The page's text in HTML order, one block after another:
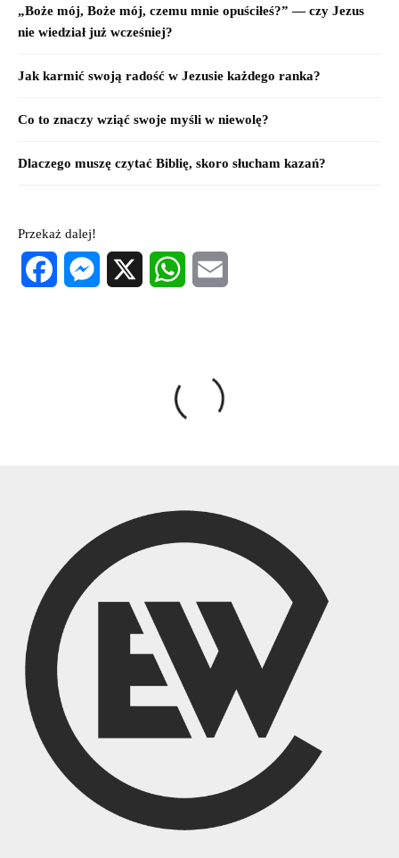
„Boże mój, Boże mój, czemu mnie opuściłeś?” — czy Jezus
nie wiedział już wcześniej?
Jak karmić swoją radość w Jezusie każdego ranka?
Co to znaczy wziąć swoje myśli w niewolę?
Dlaczego muszę czytać Biblię, skoro słucham kazań?
Przekaż dalej!